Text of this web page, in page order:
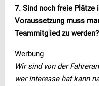
7. Sind noch freie Plätze
Voraussetzung muss
Teammitglied zu werden?
Werbung
Wir sind von der
wer Interesse hat kann